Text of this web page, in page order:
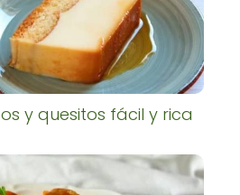
y quesitos fácil y rica